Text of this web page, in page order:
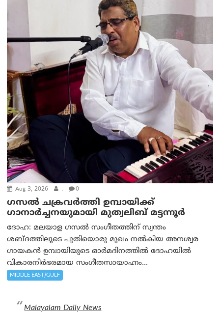
Aug 3, 2026 . 0
ഗസല്‍ ചക്രവര്‍ത്തി ഉമ്പായിക്ക്
ഗാനാര്‍ച്ചനയുമായി മുത്വലിബ് മട്ടന്നൂര്‍
ദോഹ: മലയാള ഗസല്‍ സംഗീതത്തിന് സ്വന്തം
ശബ്ദത്തിലൂടെ പുതിയൊരു മുഖം നല്‍കിയ അനശ്വര
ഗായകന്‍ ഉമ്പായിയുടെ ഓര്‍മദിനത്തില്‍ ദോഹയില്‍
വികാരനിര്‍ഭരമായ സംഗീതസായാഹ്നം...
MIDDLE EAST/GULF
Malayalam Daily News